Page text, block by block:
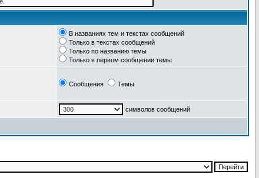
В названиях тем и текстах сообщений
Только в текстах сообщений
Только по названию темы
Только в первом сообщении темы
Сообщения Темы
символов сообщений